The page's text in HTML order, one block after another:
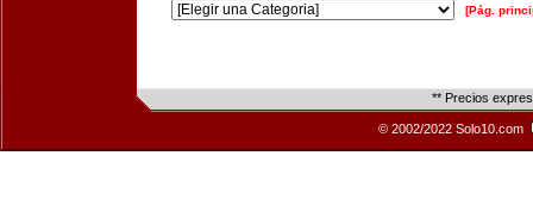
[Pág.
** Precios
© 2002/2022 Solo10.com